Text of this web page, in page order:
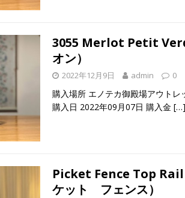
3055 Merlot Petit
オン）
2022年12月9日 admin 0
購入場所 エノテカ御殿場アウトレ
購入日 2022年09月07日 購入金 […]
Picket Fence Top
ケット フェンス）